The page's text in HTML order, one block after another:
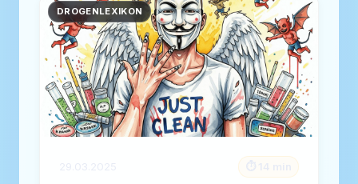
DROGENLEXIKON